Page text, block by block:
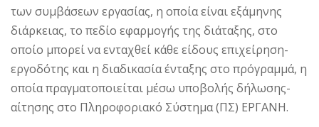
των συμβάσεων εργασίας, η οποία είναι εξάμηνης
διάρκειας, το πεδίο εφαρμογής της διάταξης, στο
οποίο μπορεί να ενταχθεί κάθε είδους επιχείρηση-
εργοδότης και η διαδικασία ένταξης στο πρόγραμμά, η
οποία πραγματοποιείται μέσω υποβολής δήλωσης-
αίτησης στο Πληροφοριακό Σύστημα (ΠΣ) ΕΡΓΑΝΗ.